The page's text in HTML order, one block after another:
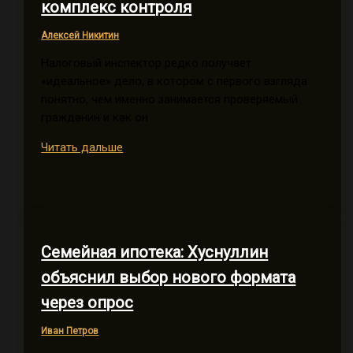
комплекс контроля
Алексей Никитин
Налоговая
выстраивает
комплекс
Читать дальше
Семейная ипотека: Хуснуллин
объяснил выбор нового формата
через опрос
Иван Петров